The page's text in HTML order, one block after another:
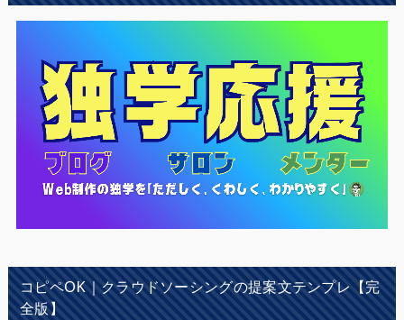
コピペOK｜クラウドソーシングの提案文テンプレ【完
全版】